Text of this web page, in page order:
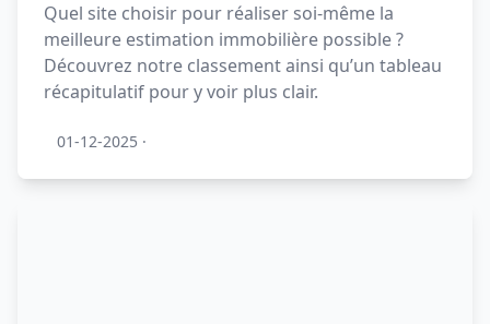
Quel site choisir pour réaliser soi-même la
meilleure estimation immobilière possible ?
Découvrez notre classement ainsi qu’un tableau
récapitulatif pour y voir plus clair.
01-12-2025 ·